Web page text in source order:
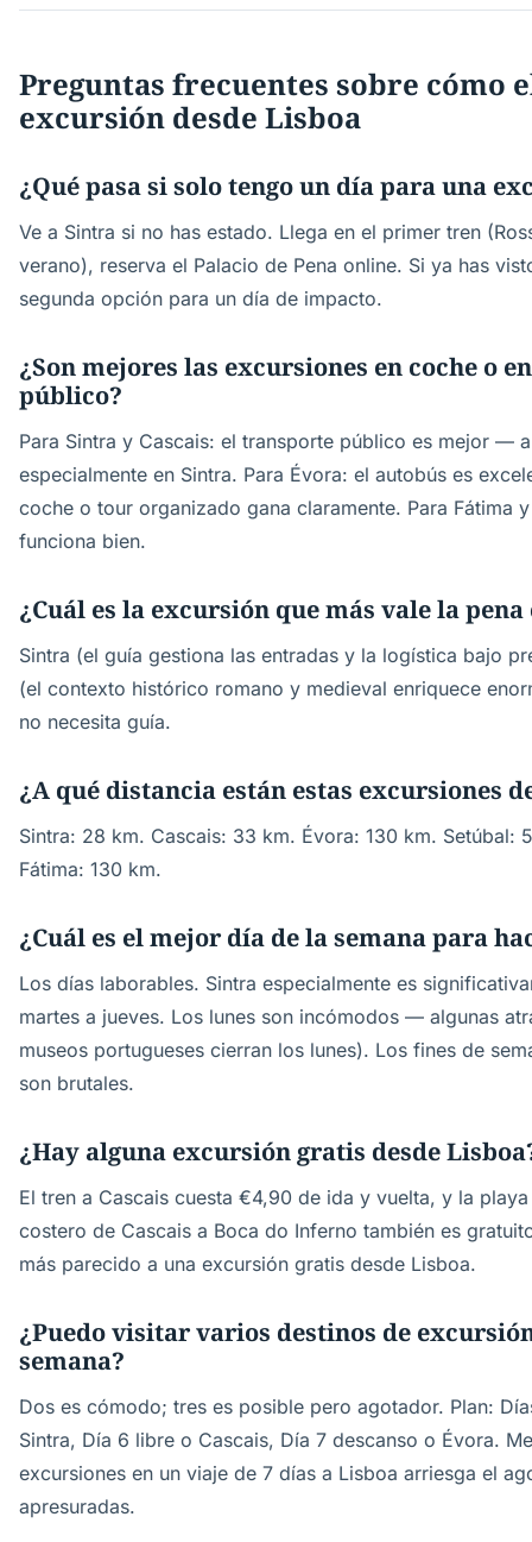
Preguntas frecuentes sobre cómo
excursión desde Lisboa
¿Qué pasa si solo tengo un día para una
Ve a Sintra si no has estado. Llega en el primer tren
verano), reserva el Palacio de Pena online. Si ya has
segunda opción para un día de impacto.
¿Son mejores las excursiones en coche o
público?
Para Sintra y Cascais: el transporte público es mejor —
especialmente en Sintra. Para Évora: el autobús es
coche o tour organizado gana claramente. Para Fátima
funciona bien.
¿Cuál es la excursión que más vale la pena
Sintra (el guía gestiona las entradas y la logística bajo
(el contexto histórico romano y medieval enriquece
no necesita guía.
¿A qué distancia están estas excursiones
Sintra: 28 km. Cascais: 33 km. Évora: 130 km. Setúbal:
Fátima: 130 km.
¿Cuál es el mejor día de la semana para
Los días laborables. Sintra especialmente es
martes a jueves. Los lunes son incómodos — algunas
museos portugueses cierran los lunes). Los fines de
son brutales.
¿Hay alguna excursión gratis desde
El tren a Cascais cuesta €4,90 de ida y vuelta, y la
costero de Cascais a Boca do Inferno también es
más parecido a una excursión gratis desde Lisboa.
¿Puedo visitar varios destinos de
semana?
Dos es cómodo; tres es posible pero agotador. Plan:
Sintra, Día 6 libre o Cascais, Día 7 descanso o Évora.
excursiones en un viaje de 7 días a Lisboa arriesga el
apresuradas.